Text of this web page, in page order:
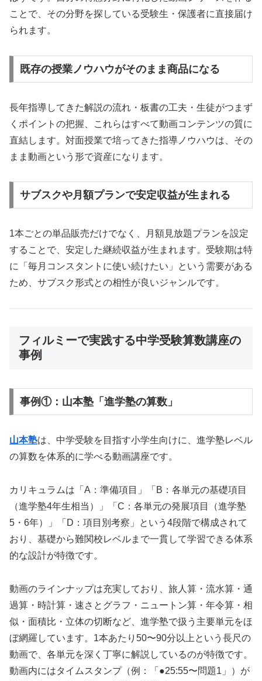
ことで、その分野を探している受験生・保護者に直接届け
られます。
既存の授業ノウハウがそのまま商品になる
長年指導してきた解説の流れ・板書の工夫・生徒がつまず
くポイントの把握、これらはすべて動画コンテンツの質に
直結します。対面授業で培ってきた指導ノウハウは、その
まま動画という形で資産になります。
サブスクや月額プランで安定収益が生まれる
1本ごとの単品販売だけでなく、月額見放題プランを設定
することで、安定した継続収益が生まれます。受験期は特
に「毎月コンスタントに使い続けたい」という需要がある
ため、サブスク形式との相性が良いジャンルです。
フィルミーで実践する中学受験算数講座の
事例
事例①：山本塾「進学塾の算数」
山本塾は、中学受験を目指す小学生向けに、進学塾レベル
の算数を体系的に学べる動画講座です。
カリキュラムは「A：準備項目」「B：各単元の基礎項目
（進学塾4年生相当）」「C：各単元の発展項目（進学塾
5・6年）」「D：項目別考察」という4段階で構成されて
おり、基礎から難関校レベルまで一貫して学習できる体系
的な設計が特徴です。
動画のラインナップは充実しており、旅人算・流水算・通
過算・時計算・速さとグラフ・ニュートン算・年令算・相
似・面積比・立体の切断など、進学塾で扱う主要単元をほ
ぼ網羅しています。1本あたり50〜90分以上という長尺の
動画で、各単元を深く丁寧に解説しているのが特徴です。
動画内にはタイムスタンプ（例：「●25:55〜問題1」）が